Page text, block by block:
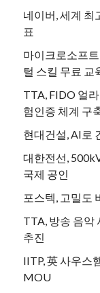
네이버, 세계 최
표
마이크로소프
털 스킬 무료 교
TTA, FIDO 얼
험인증 체계 구
현대건설, AI로
대한전선,
국제 공인
포스텍, 고밀도
TTA, 방송 음악
추진
IITP, 英 사우스
MOU